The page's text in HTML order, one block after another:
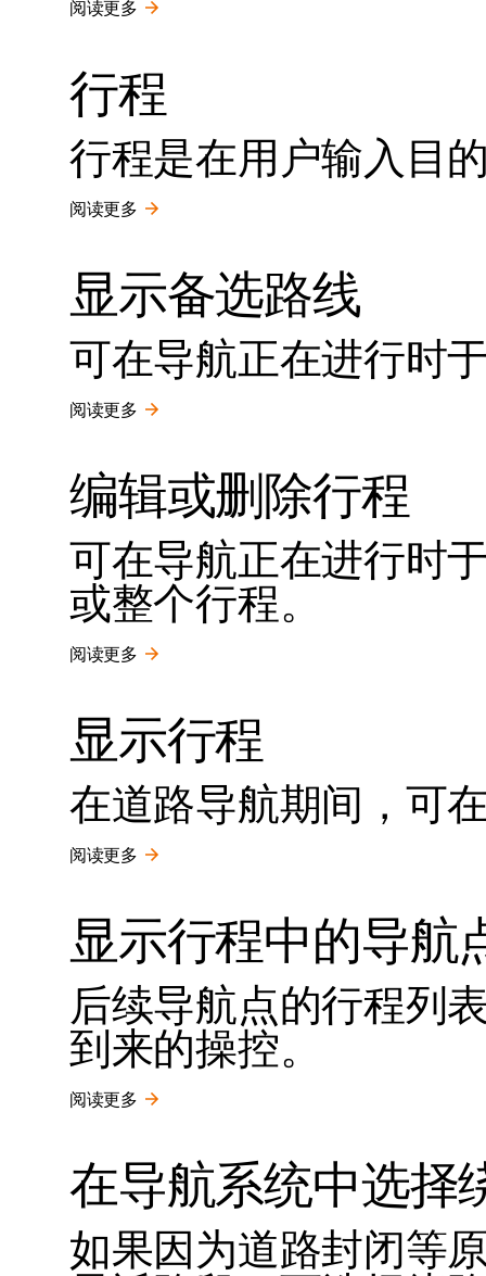
阅读更多
行程
行程是在用户输入目
阅读更多
显示备选路线
可在导航正在进行时
阅读更多
编辑或删除行程
可在导航正在进行时
或整个行程。
阅读更多
显示行程
在道路导航期间，可
阅读更多
显示行程中的导航
后续导航点的行程列
到来的操控。
阅读更多
在导航系统中选择
如果因为道路封闭等